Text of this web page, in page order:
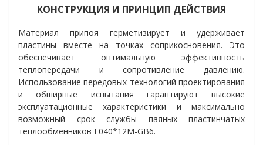
КОНСТРУКЦИЯ И ПРИНЦИП ДЕЙСТВИЯ
Материал припоя герметизирует и удерживает
пластины вместе на точках соприкосновения. Это
обеспечивает оптимальную эффективность
теплопередачи и сопротивление давлению.
Использование передовых технологий проектирования
и обширные испытания гарантируют высокие
эксплуатационные характеристики и максимально
возможный срок службы паяных пластинчатых
теплообменников Е040*12M-GB6.